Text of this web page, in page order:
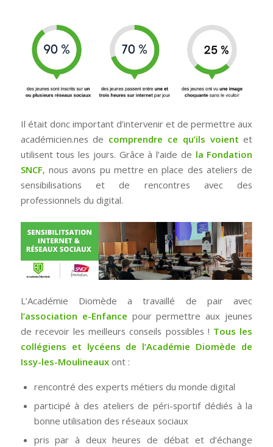
Il était donc important d’intervenir et de permettre aux
académicien.nes de comprendre ce qu’ils voient et
utilisent tous les jours. Grâce à l’aide de la Fondation
SNCF, nous avons pu mettre en place des ateliers de
sensibilisations et de rencontres avec des
professionnels du digital.
L’Académie Diomède a travaillé de pair avec
l’association e-Enfance pour permettre aux jeunes
de recevoir les meilleurs conseils possibles ! Tous les
collégiens et lycéens de l’Académie Diomède de
Issy-les-Moulineauxont :
rencontré des experts métiers du monde digital
participé à des ateliers de péri-sportif dédiés à la
bonne utilisation des réseaux sociaux
pris par à deux heures de débat et d’échange